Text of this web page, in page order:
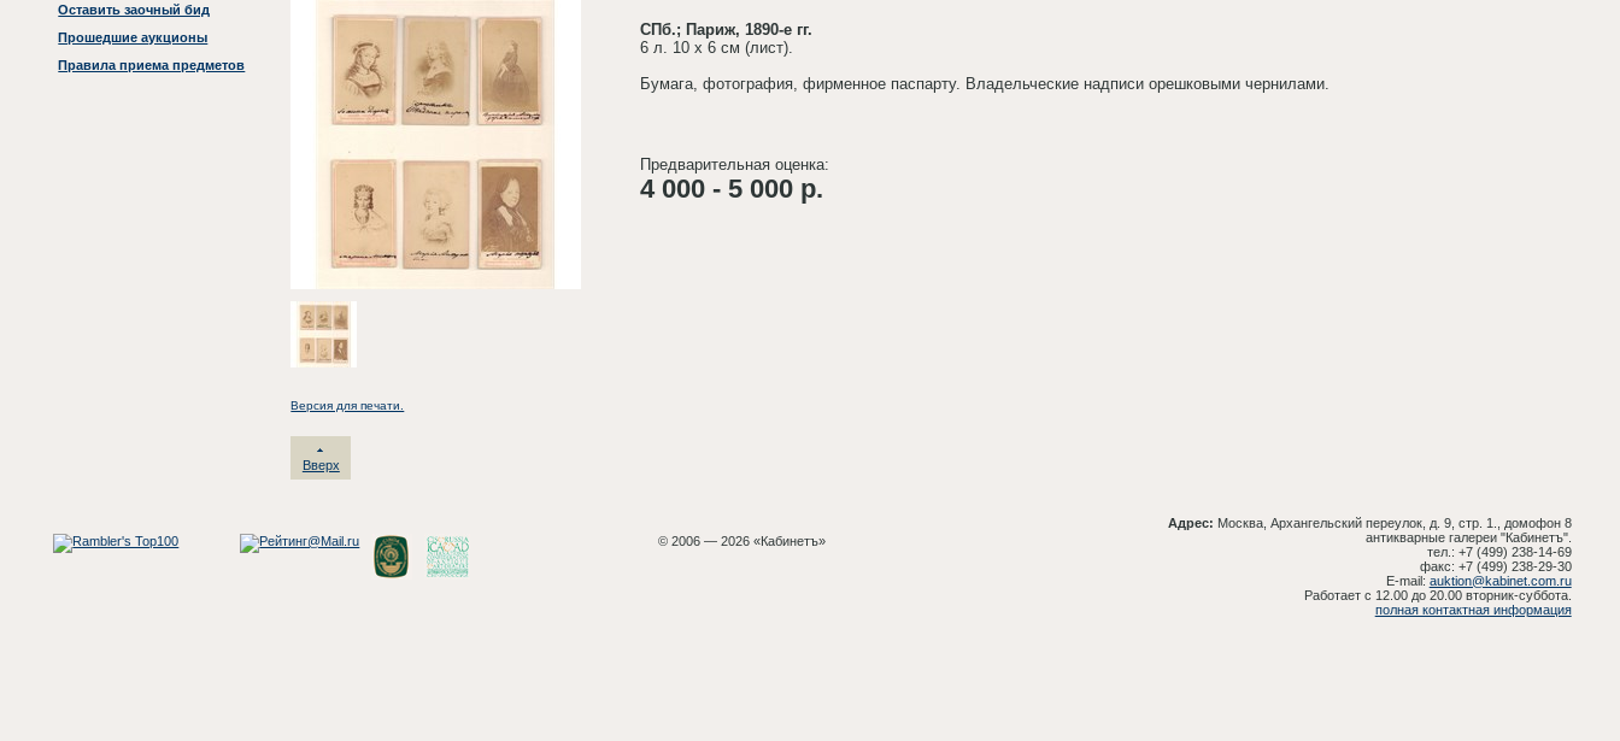
Оставить заочный бид
Прошедшие аукционы
Правила приема предметов
СПб.; Париж, 1890-е гг.
6 л. 10 х 6 см (лист).
Бумага, фотография, фирменное паспарту. Владельческие надписи орешковыми чернилами.
Предварительная оценка:
4 000 - 5 000 р.
Версия для печати.
Вверх
Адрес: Москва, Архангельский переулок, д. 9, стр. 1., домофон 8
антикварные галереи "Кабинетъ".
тел.: +7 (499) 238-14-69
факс: +7 (499) 238-29-30
E-mail: auktion@kabinet.com.ru
Работает с 12.00 до 20.00 вторник-суббота.
полная контактная информация
© 2006 — 2026 «Кабинетъ»